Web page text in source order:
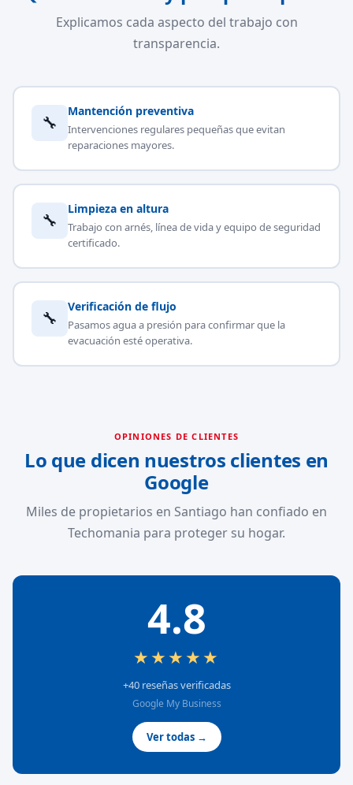
Explicamos cada aspecto del trabajo con
transparencia.
🔧
Mantención preventiva
Intervenciones regulares pequeñas que evitan
reparaciones mayores.
🔧
Limpieza en altura
Trabajo con arnés, línea de vida y equipo de seguridad
certificado.
🔧
Verificación de flujo
Pasamos agua a presión para confirmar que la
evacuación esté operativa.
OPINIONES DE CLIENTES
Lo que dicen nuestros clientes en
Google
Miles de propietarios en Santiago han confiado en
Techomania para proteger su hogar.
4.8
★★★★★
+40 reseñas verificadas
Google My Business
Ver todas →